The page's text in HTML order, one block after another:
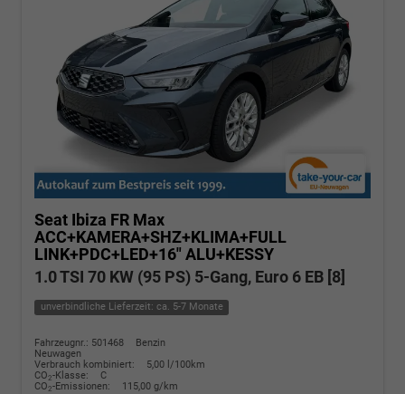
Seat Ibiza FR Max
ACC+KAMERA+SHZ+KLIMA+FULL
LINK+PDC+LED+16" ALU+KESSY
1.0 TSI 70 KW (95 PS) 5-Gang, Euro 6 EB [8]
unverbindliche Lieferzeit: ca. 5-7 Monate
Fahrzeugnr.: 501468
Benzin
Neuwagen
Verbrauch kombiniert:
5,00 l/100km
CO2-Klasse:
C
CO2-Emissionen: 115,00 g/km